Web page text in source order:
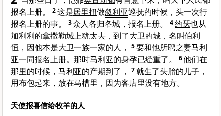
报名上册。
2这是居里扭做叙利亚巡抚的时候，头一次行
报名上册的事。
3众人各归各城，报名上册。 4约瑟也从
加利利的拿撒勒城上犹太去，到了大卫的城，名叫伯利
恒 ，因他本是大卫一族一家的人， 5要和他所聘之妻马利
亚一同报名上册。那时马利亚的身孕已经重了。 6他们在
那里的时候， 马利亚的产期到了， 7就生了头胎的儿子，
用布包起来，放在马槽里，因为客店里没有地方。
天使报喜信给牧羊的人